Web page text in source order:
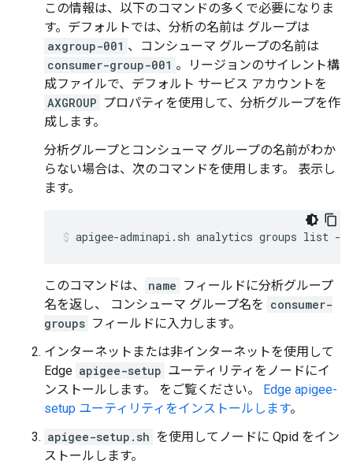
この情報は、以下のコマンドの多くで必要になりま
す。デフォルトでは、分析の名前は グループは
axgroup-001 、コンシューマ グループの名前は
consumer-group-001 。リージョンのサイレント構
成ファイルで、デフォルト サービス アカウントを
AXGROUP プロパティを使用して、分析グループを作
成します。
分析グループとコンシューマ グループの名前がわか
らない場合は、次のコマンドを使用します。 表示し
ます。
apigee-adminapi.sh analytics groups list --
このコマンドは、 name フィールドに分析グループ
名を返し、 コンシューマ グループ名を consumer-
groups フィールドに入力します。
インターネットまたは非インターネットを使用して
Edge apigee-setup ユーティリティをノードにイ
ンストールします。 をご覧ください。 Edge apigee-
setup ユーティリティをインストールします。
apigee-setup.sh を使用してノードに Qpid をイン
ストールします。